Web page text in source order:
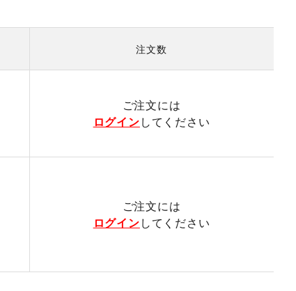
注文数
ご注文には
ログインしてください
ご注文には
ログインしてください